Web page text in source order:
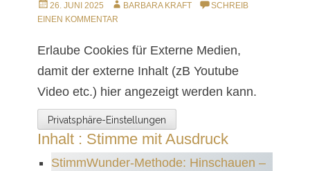
26. JUNI 2025 BARBARA KRAFT
SCHREIB
EINEN KOMMENTAR
Erlaube Cookies für Externe Medien,
damit der externe Inhalt (zB Youtube
Video etc.) hier angezeigt werden kann.
Privatsphäre-Einstellungen
Inhalt : Stimme mit Ausdruck
StimmWunder-Methode: Hinschauen –